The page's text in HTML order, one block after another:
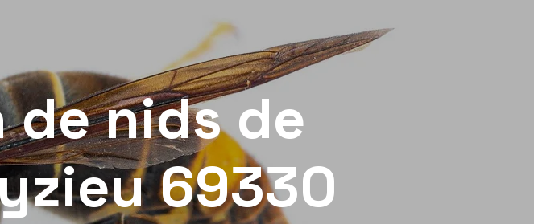
nids de
69330